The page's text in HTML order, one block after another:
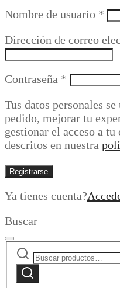
Nombre de usuario *
Dirección de correo
Contraseña *
Tus datos personales
pedido, mejorar tu
gestionar el acceso a
descritos en nuestra
Registrarse
Ya tienes cuenta?
Buscar
Buscar
por:
Buscar